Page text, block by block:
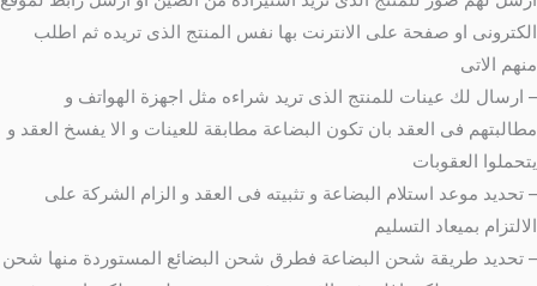
الكترونى او صفحة على الانترنت بها نفس المنتج الذى تريده ثم اطلب
منهم الاتى
– ارسال لك عينات للمنتج الذى تريد شراءه مثل اجهزة الهواتف و
مطالبتهم فى العقد بان تكون البضاعة مطابقة للعينات و الا يفسخ العقد و
يتحملوا العقوبات
– تحديد موعد استلام البضاعة و تثبيته فى العقد و الزام الشركة على
الالتزام بميعاد التسليم
– تحديد طريقة شحن البضاعة فطرق شحن البضائع المستوردة منها شحن